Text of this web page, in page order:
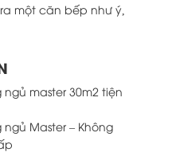
một căn bếp như ý,
master 30m2 tiện
Master – Không